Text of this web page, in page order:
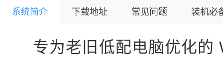
系统简介 下载地址 常见问题 装机必
专为老旧低配电脑优化的